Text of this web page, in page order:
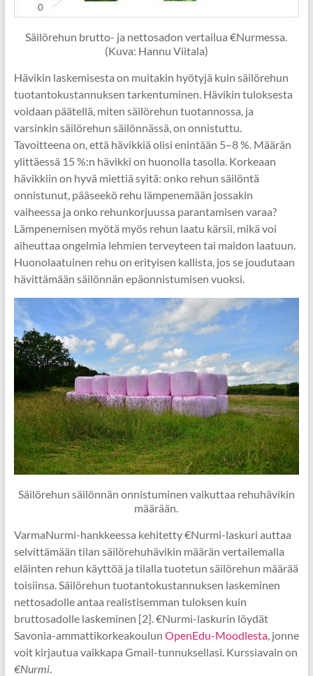
Säilörehun brutto- ja nettosadon vertailua €Nurmessa.
(Kuva: Hannu Viitala)
Hävikin laskemisesta on muitakin hyötyjä kuin säilörehun
tuotantokustannuksen tarkentuminen. Hävikin tuloksesta
voidaan päätellä, miten säilörehun tuotannossa, ja
varsinkin säilörehun säilönnässä, on onnistuttu.
Tavoitteena on, että hävikkiä olisi enintään 5–8 %. Määrän
ylittäessä 15 %:n hävikki on huonolla tasolla. Korkeaan
hävikkiin on hyvä miettiä syitä: onko rehun säilöntä
onnistunut, pääseekö rehu lämpenemään jossakin
vaiheessa ja onko rehunkorjuussa parantamisen varaa?
Lämpenemisen myötä myös rehun laatu kärsii, mikä voi
aiheuttaa ongelmia lehmien terveyteen tai maidon laatuun.
Huonolaatuinen rehu on erityisen kallista, jos se joudutaan
hävittämään säilönnän epäonnistumisen vuoksi.
Säilörehun säilönnän onnistuminen vaikuttaa rehuhävikin
määrään.
VarmaNurmi-hankkeessa kehitetty €Nurmi-laskuri auttaa
selvittämään tilan säilörehuhävikin määrän vertailemalla
eläinten rehun käyttöä ja tilalla tuotetun säilörehun määrää
toisiinsa. Säilörehun tuotantokustannuksen laskeminen
nettosadolle antaa realistisemman tuloksen kuin
bruttosadolle laskeminen [2]. €Nurmi-laskurin löydät
Savonia-ammattikorkeakoulun OpenEdu-Moodlesta, jonne
voit kirjautua vaikkapa Gmail-tunnuksellasi. Kurssiavain on
€Nurmi.